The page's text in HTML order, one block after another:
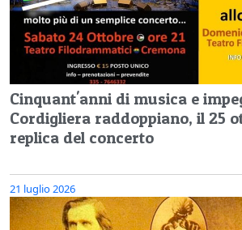
Cinquant'anni di musica e
Cordigliera raddoppiano, il 25
replica del concerto
21 luglio 2026